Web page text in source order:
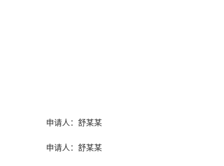
申请人：舒某某
申请人：舒某某